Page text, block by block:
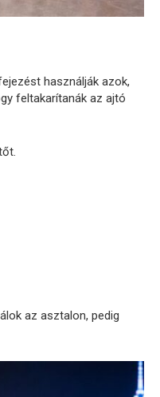
használják azok,
feltakarítanák az ajtó
az asztalon, pedig